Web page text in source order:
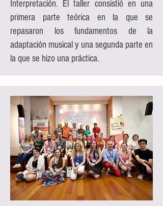
Interpretación. El taller consistió en una
primera parte teórica en la que se
repasaron los fundamentos de la
adaptación musical y una segunda parte en
la que se hizo una práctica.